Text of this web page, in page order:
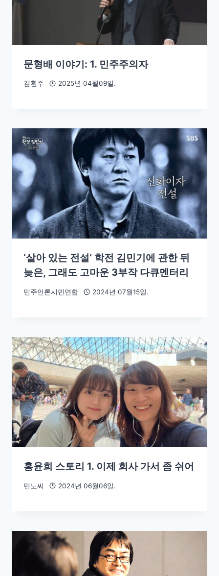
문형배 이야기: 1. 민주주의자
김훤주 2025년 04월09일.
‘살아 있는 전설’ 학전 김민기에 관한 뒤
늦은, 그래도 고마운 3부작 다큐멘터리
민주언론시민연합 2024년 07월15일.
홍윤희 스토리 1. 이제 회사 가서 좀 쉬어
민노씨 2024년 06월06일.